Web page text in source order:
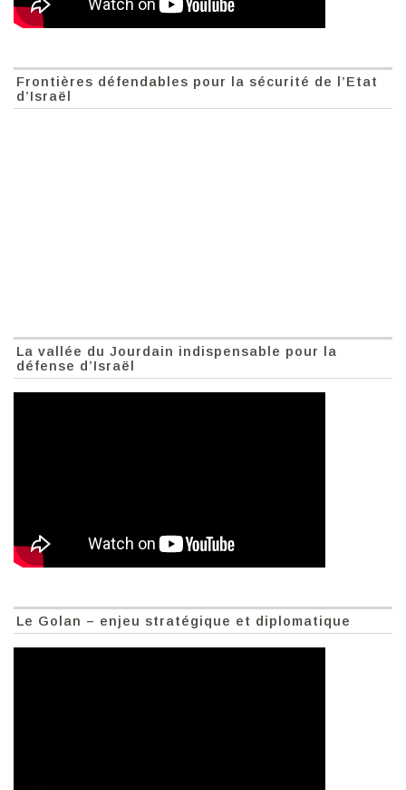
Frontières défendables pour la sécurité de l’Etat
d’Israël
La vallée du Jourdain indispensable pour la
défense d’Israël
Le Golan – enjeu stratégique et diplomatique